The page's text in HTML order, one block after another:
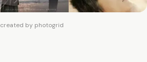
created by photogrid